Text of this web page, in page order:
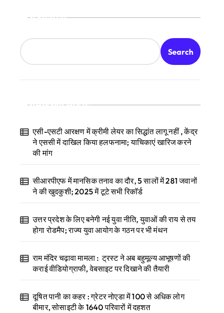
Search
Search
Recent Posts
एसी-एसटी आरक्षण में क्रीमी लेयर का सिद्धांत लागू नहीं , केंद्र
ने एससी में दाखिल किया हलफनामा; याचिकाएं खारिज करने
की मांग
सीआरपीएफ में मानसिक तनाव का दौर, 5 सालों में 281 जवानों
ने की खुदकुशी; 2025 में टूटे सभी रिकॉर्ड
उत्तर प्रदेश के लिए बनेगी नई युवा नीति, युवाओं की राय से तय
होगा रोडमैप; राज्य युवा आयोग के गठन पर भी मंथन
राम मंदिर चढ़ावा मामला : ट्रस्ट ने अब बहुमूल्य आभूषणों की
कराई वीडियोग्राफी, वेबसाइट पर दिखाने की तैयारी
दूषित पानी का कहर : ग्रेटर नोएडा में 100 से अधिक लोग
बीमार, सोसाइटी के 1640 परिवारों में दहशत